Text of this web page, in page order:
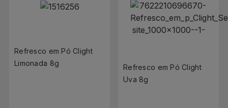
Refresco em Pó Clight
Limonada 8g
Refresco em Pó Clight
Uva 8g